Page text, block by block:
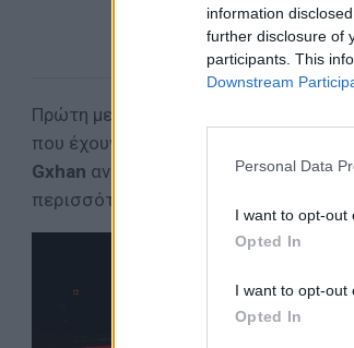
information
further disclosure of
participants. This
Downstream
Personal Data
I want to opt-out
Opted In
I want to opt-out
Opted In
Πρώτη μεγάλη ανακοίνωση είναι ο
που έχουν εμφανιστεί ποτέ στο
Gxhan αναλαμβάνουν να
περισσότερα ονόματα αναμένονται